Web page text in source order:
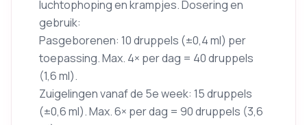
luchtophoping en krampjes. Dosering en
gebruik:
Pasgeborenen: 10 druppels (±0,4 ml) per
toepassing. Max. 4× per dag = 40 druppels
(1,6 ml).
Zuigelingen vanaf de 5e week: 15 druppels
(±0,6 ml). Max. 6× per dag = 90 druppels (3,6